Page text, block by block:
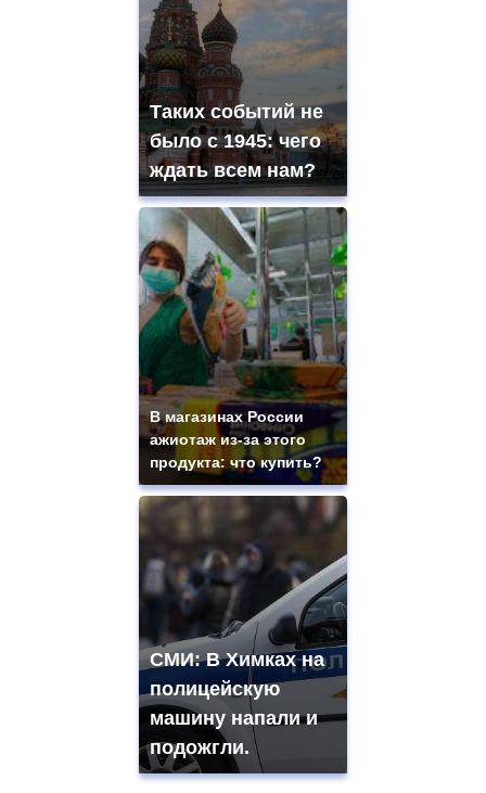
Таких событий не
было с 1945: чего
ждать всем нам?
В магазинах России
ажиотаж из-за этого
продукта: что купить?
СМИ: В Химках на
полицейскую
машину напали и
подожгли.